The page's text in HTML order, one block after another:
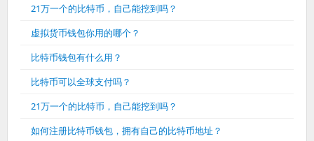
21万一个的比特币，自己能挖到吗？
虚拟货币钱包你用的哪个？
比特币钱包有什么用？
比特币可以全球支付吗？
21万一个的比特币，自己能挖到吗？
如何注册比特币钱包，拥有自己的比特币地址？